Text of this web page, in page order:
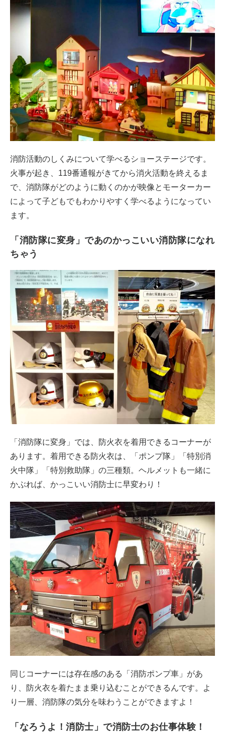
消防活動のしくみについて学べるショーステージです。
火事が起き、119番通報がきてから消火活動を終えるま
で、消防隊がどのように動くのかが映像とモーターカー
によって子どもでもわかりやすく学べるようになってい
ます。
「消防隊に変身」であのかっこいい消防隊になれ
ちゃう
「消防隊に変身」では、防火衣を着用できるコーナーが
あります。着用できる防火衣は、「ポンプ隊」「特別消
火中隊」「特別救助隊」の三種類。ヘルメットも一緒に
かぶれば、かっこいい消防士に早変わり！
同じコーナーには存在感のある「消防ポンプ車」があ
り、防火衣を着たまま乗り込むことができるんです。よ
り一層、消防隊の気分を味わうことができますよ！
「なろうよ！消防士」で消防士のお仕事体験！